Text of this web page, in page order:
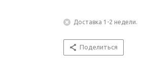
Доставка 1-2 недели.
Поделиться